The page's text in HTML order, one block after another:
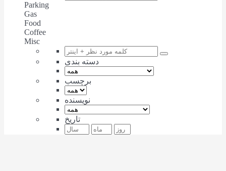
Parking
Gas
Food
Coffee
Misc
دسته بندی
برچسب
نویسنده
تاریخ